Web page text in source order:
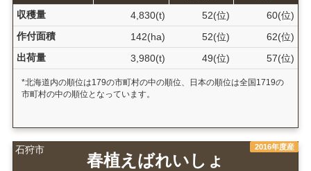
収穫量
4,830(t) 52(位)
60(位)
作付面積
142(ha) 52(位)
62(位)
出荷量
3,980(t) 49(位) 57(位)
*北海道内の順位は179の市町村の中の順位、日本の順位は全国1719の
市町村の中の順位となっています。
石狩市 2016年度産
春植えばれいしょ